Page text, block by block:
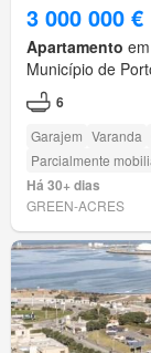
3 000 000 €
Apartamento
Município de
6
Garajem Varanda
Parcialmente
Há 30+ dias
GREEN-ACRES